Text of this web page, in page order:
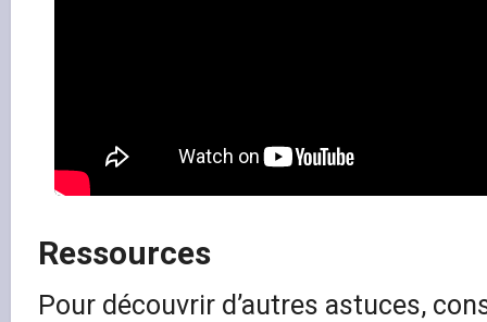
Ressources
Pour découvrir d’autres astuces,